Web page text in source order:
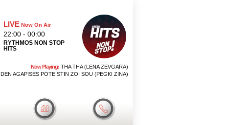
LIVE Now On Air
22:00 - 00:00
RYTHMOS NON STOP
HITS
Now Playing: THA THA (LENA ZEVGARA)
DEN AGAPISES POTE STIN ZOI SOU (PEGKI ZINA)